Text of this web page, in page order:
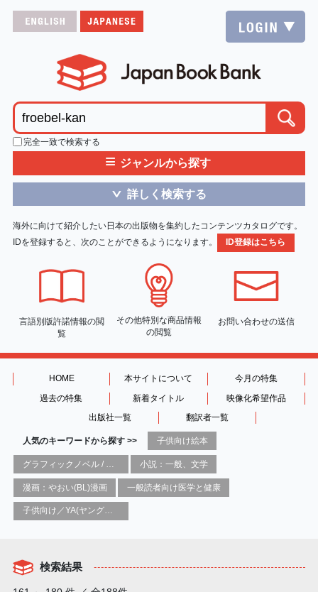
完全一致で検索する
≡ ジャンルから探す
＞ 詳しく検索する
海外に向けて紹介したい日本の出版物を集約したコンテンツカタログです。
IDを登録すると、次のことができるようになります。
ID登録はこちら
言語別版許諾情報の閲
覧
その他特別な商品情報
の閲覧
お問い合わせの送信
HOME 本サイトについて
今月の特集
過去の特集
新着タイトル
映像化希望作品
出版社一覧
翻訳者一覧
人気のキーワードから探す >> 子供向け絵本
小説：一般、文学
漫画：やおい(BL)漫画 一般読者向け医学と健康
子供向け／YA(ヤングアダルト)向け一般：芸術&芸術家
検索結果